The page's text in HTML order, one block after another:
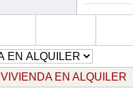
VIVIENDA EN ALQUILER